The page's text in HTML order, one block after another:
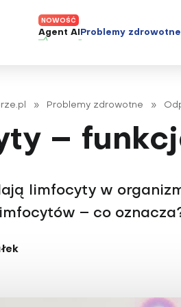
Agent AI Problemy zdrowotne
Alergie
Autyzm
Borelioza
Bóle głowy i migreny
Prawa
» Problemy zdrowotne »
–
limfocyty w
– co